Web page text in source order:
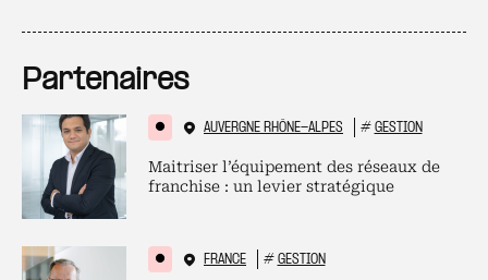
Partenaires
AUVERGNE RHÔNE-ALPES # GESTION
Maitriser l’équipement des réseaux de
franchise : un levier stratégique
FRANCE # GESTION